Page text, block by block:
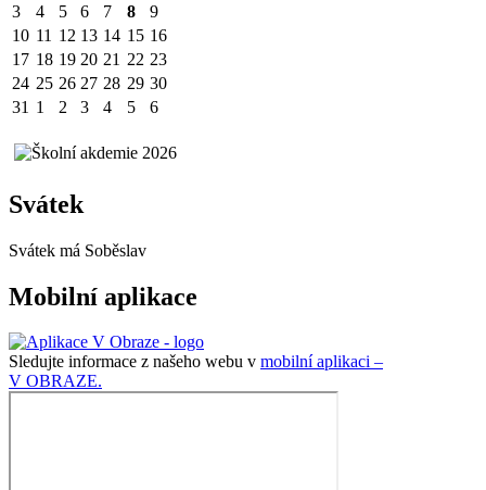
3
4 5 6 7 8
9
10 11 12 13 14 15 16
17 18 19 20 21 22 23
24 25 26 27 28 29 30
31 1 2 3 4 5 6
Svátek
Svátek má Soběslav
Mobilní aplikace
Sledujte informace z našeho webu v mobilní aplikaci –
V OBRAZE.